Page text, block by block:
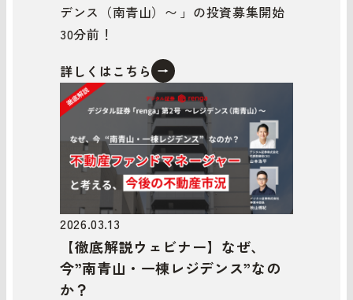
デンス（南青山）〜 」の投資募集開始
30分前！
詳しくはこちら
2026.03.13
【徹底解説ウェビナー】なぜ、
今”南青山・一棟レジデンス”なの
か？